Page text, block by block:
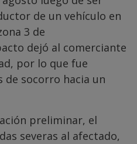
de un vehículo en
3 de
dejó al comerciante
por lo que fue
socorro hacia un
preliminar, el
severas al afectado,